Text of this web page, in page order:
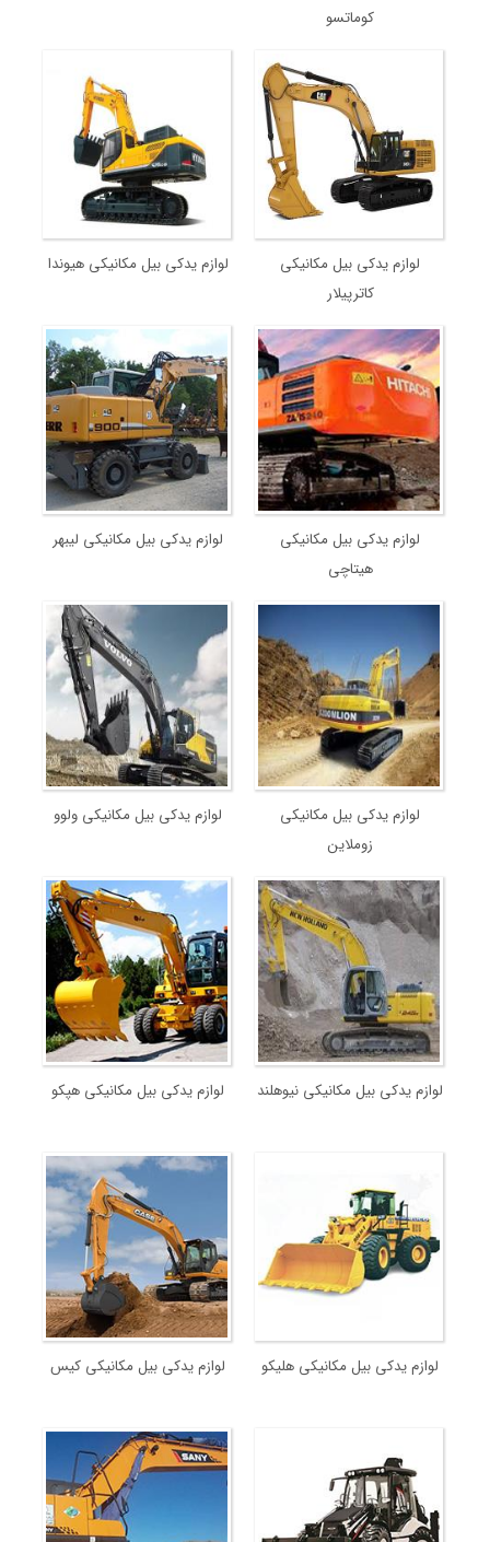
کوماتسو
لوازم یدکی بیل مکانیکی
کاترپیلار
لوازم یدکی بیل مکانیکی هیوندا
لوازم یدکی بیل مکانیکی
هیتاچی
لوازم یدکی بیل مکانیکی لیبهر
لوازم یدکی بیل مکانیکی
زوملاین
لوازم یدکی بیل مکانیکی ولوو
لوازم یدکی بیل مکانیکی نیوهلند لوازم یدکی بیل مکانیکی هپکو
لوازم یدکی بیل مکانیکی هلیکو لوازم یدکی بیل مکانیکی کیس